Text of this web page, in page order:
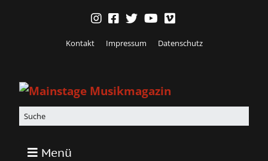
Kontakt Impressum Datenschutz
Menü